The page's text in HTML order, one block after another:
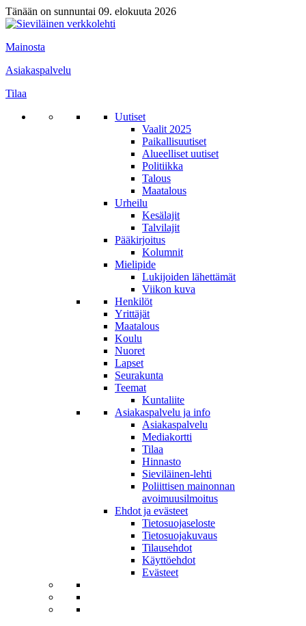
Tänään on sunnuntai 09. elokuuta 2026
Mainosta
Asiakaspalvelu
Tilaa
Uutiset
Vaalit 2025
Paikallisuutiset
Alueelliset uutiset
Politiikka
Talous
Maatalous
Urheilu
Kesälajit
Talvilajit
Pääkirjoitus
Kolumnit
Mielipide
Lukijoiden lähettämät
Viikon kuva
Henkilöt
Yrittäjät
Maatalous
Koulu
Nuoret
Lapset
Seurakunta
Teemat
Kuntaliite
Asiakaspalvelu ja info
Asiakaspalvelu
Mediakortti
Tilaa
Hinnasto
Sieviläinen-lehti
Poliittisen mainonnan
avoimuusilmoitus
Ehdot ja evästeet
Tietosuojaseloste
Tietosuojakuvaus
Tilausehdot
Käyttöehdot
Evästeet